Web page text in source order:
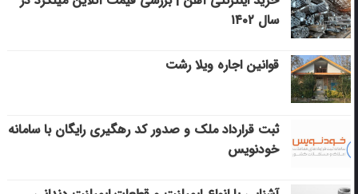
سال ۱۴۰۲
قوانین اجاره ویلا رشت
ثبت قرارداد ملک و صدور کد رهگیری رایگان با سامانه
خودنویس